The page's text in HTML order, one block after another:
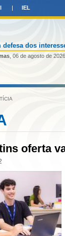
IEL
defesa dos
, 06 de agosto de
oferta